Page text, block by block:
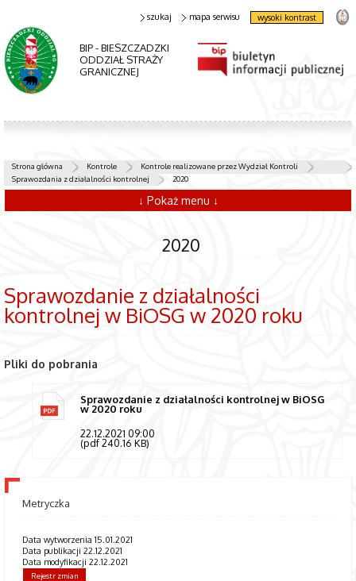
BIP - BIESZCZADZKI
ODDZIAŁ STRAŻY
GRANICZNEJ
szukaj mapa serwisu wysoki kontrast
Strona główna Kontrole
Kontrole realizowane przez Wydział Kontroli
Sprawozdania z działalności kontrolnej
2020
↓ Pokaż menu ↓
2020
Sprawozdanie z działalności
kontrolnej w BiOSG w 2020 roku
Pliki do pobrania
Sprawozdanie z działalności kontrolnej w BiOSG
w 2020 roku
22.12.2021 09:00
(pdf 240.16 KB)
Metryczka
Data wytworzenia 15.01.2021
Data publikacji 22.12.2021
Data modyfikacji 22.12.2021
Rejestr zmian